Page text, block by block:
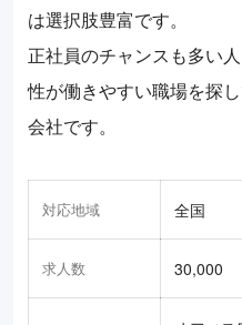
は選択肢豊富です。
正社員のチャンスも多い
性が働きやすい職場を探
会社です。
対応地域 全国
求人数 30,000